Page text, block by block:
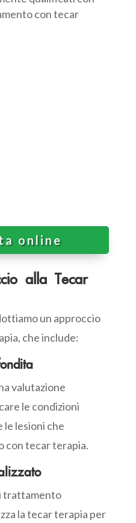
con tecar
online
alla Tecar
un approccio
che include:
valutazione
le condizioni
lesioni che
con tecar terapia.
trattamento
la tecar terapia per